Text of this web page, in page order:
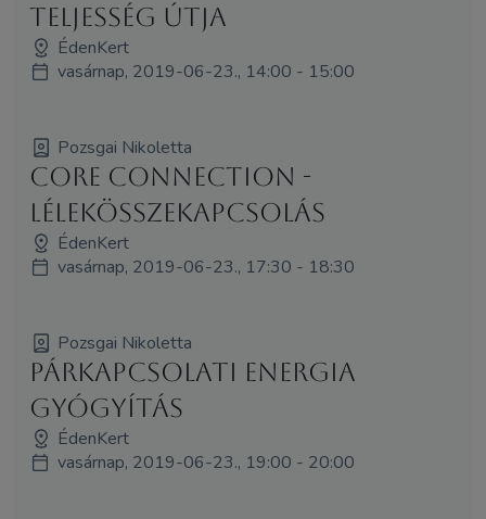
teljesség útja
ÉdenKert
vasárnap, 2019-06-23., 14:00 - 15:00
Pozsgai Nikoletta
Core Connection -
LélekÖsszekapcsolás
ÉdenKert
vasárnap, 2019-06-23., 17:30 - 18:30
Pozsgai Nikoletta
Párkapcsolati Energia
Gyógyítás
ÉdenKert
vasárnap, 2019-06-23., 19:00 - 20:00